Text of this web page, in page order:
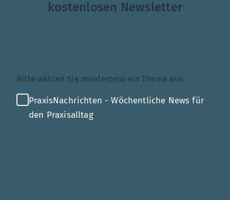
kostenlosen Newsletter
Bitte wählen Sie mindestens ein Thema aus
PraxisNachrichten - Wöchentliche News für
den Praxisalltag